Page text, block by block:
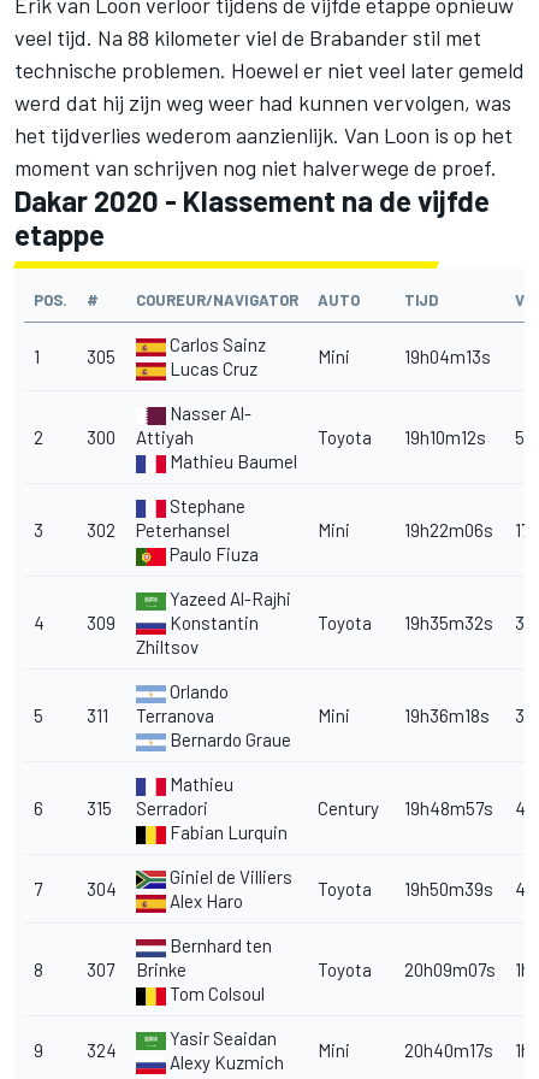
veel tijd. Na 88 kilometer viel de Brabander stil met
technische problemen. Hoewel er niet veel later gemeld
werd dat hij zijn weg weer had kunnen vervolgen, was
het tijdverlies wederom aanzienlijk. Van Loon is op het
moment van schrijven nog niet halverwege de proef.
Dakar 2020 - Klassement na de vijfde
etappe
POS. # COUREUR/NAVIGATOR AUTO TIJD
1 305
Carlos Sainz
Lucas Cruz
Mini 19h04m13s
2 300
Nasser Al-
Attiyah
Mathieu Baumel
Toyota 19h10m12s
3 302
Stephane
Peterhansel
Paulo Fiuza
Mini 19h22m06s
4 309
Yazeed Al-Rajhi
Konstantin
Zhiltsov
Toyota 19h35m32s
5 311
Orlando
Terranova
Bernardo Graue
Mini 19h36m18s
6 315
Mathieu
Serradori
Fabian Lurquin
Century 19h48m57s
7 304
Giniel de Villiers
Alex Haro
Toyota 19h50m39s
8 307
Bernhard ten
Brinke
Tom Colsoul
Toyota 20h09m07s
9 324
Yasir Seaidan
Alexy Kuzmich
Mini 20h40m17s